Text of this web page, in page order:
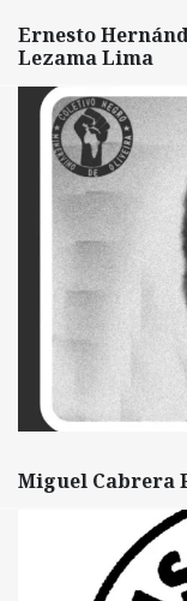
Ernesto
Lezama Lima
Miguel Cabrera